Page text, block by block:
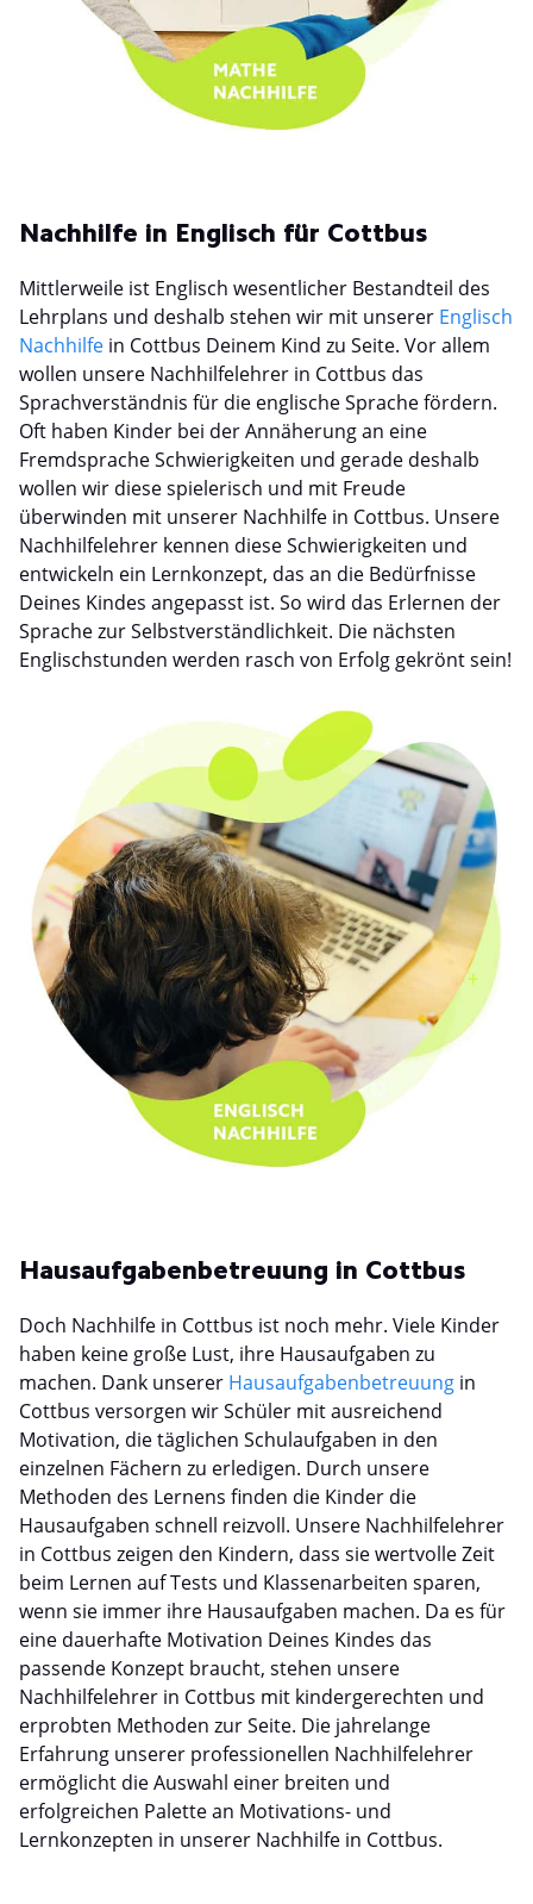
Nachhilfe in Englisch für Cottbus
Mittlerweile ist Englisch wesentlicher Bestandteil des
Lehrplans und deshalb stehen wir mit unserer Englisch
Nachhilfe in Cottbus Deinem Kind zu Seite. Vor allem
wollen unsere Nachhilfelehrer in Cottbus das
Sprachverständnis für die englische Sprache fördern.
Oft haben Kinder bei der Annäherung an eine
Fremdsprache Schwierigkeiten und gerade deshalb
wollen wir diese spielerisch und mit Freude
überwinden mit unserer Nachhilfe in Cottbus. Unsere
Nachhilfelehrer kennen diese Schwierigkeiten und
entwickeln ein Lernkonzept, das an die Bedürfnisse
Deines Kindes angepasst ist. So wird das Erlernen der
Sprache zur Selbstverständlichkeit. Die nächsten
Englischstunden werden rasch von Erfolg gekrönt sein!
Hausaufgabenbetreuung in Cottbus
Doch Nachhilfe in Cottbus ist noch mehr. Viele Kinder
haben keine große Lust, ihre Hausaufgaben zu
machen. Dank unserer Hausaufgabenbetreuung in
Cottbus versorgen wir Schüler mit ausreichend
Motivation, die täglichen Schulaufgaben in den
einzelnen Fächern zu erledigen. Durch unsere
Methoden des Lernens finden die Kinder die
Hausaufgaben schnell reizvoll. Unsere Nachhilfelehrer
in Cottbus zeigen den Kindern, dass sie wertvolle Zeit
beim Lernen auf Tests und Klassenarbeiten sparen,
wenn sie immer ihre Hausaufgaben machen. Da es für
eine dauerhafte Motivation Deines Kindes das
passende Konzept braucht, stehen unsere
Nachhilfelehrer in Cottbus mit kindergerechten und
erprobten Methoden zur Seite. Die jahrelange
Erfahrung unserer professionellen Nachhilfelehrer
ermöglicht die Auswahl einer breiten und
erfolgreichen Palette an Motivations- und
Lernkonzepten in unserer Nachhilfe in Cottbus.